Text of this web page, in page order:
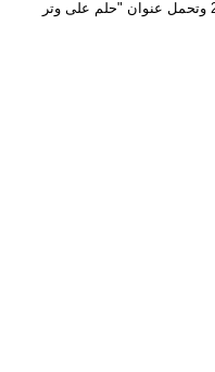
-له مجموعة شعريّة وحيدة منشورة سنة 2011 وتحمل عنوان "حلم على وتر